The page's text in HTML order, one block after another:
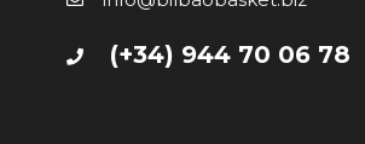
(+34) 944 70 06 78